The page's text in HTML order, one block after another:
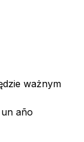
ważnym
año